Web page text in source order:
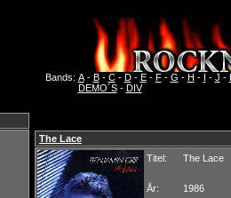
Bands: A- B- C- D- E- F- G - H - I - J -
DEMO´S- DIV
The Lace
Titel:
The Lace
År: 1986